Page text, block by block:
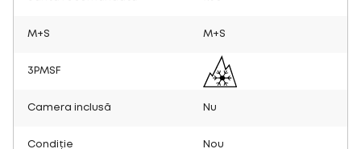
M+S M+S
3PMSF
Camera inclusă Nu
Condiție Nou